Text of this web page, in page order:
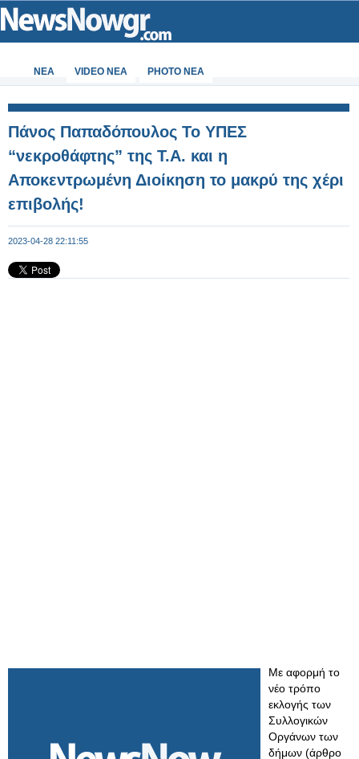
ΝΕΑ VIDEO NEA PHOTO NEA
Πάνος Παπαδόπουλος Το ΥΠΕΣ
“νεκροθάφτης” της Τ.Α. και η
Αποκεντρωμένη Διοίκηση το μακρύ της χέρι
επιβολής!
2023-04-28 22:11:55
Με αφορμή το
νέο τρόπο
εκλογής των
Συλλογικών
Οργάνων των
δήμων (άρθρο